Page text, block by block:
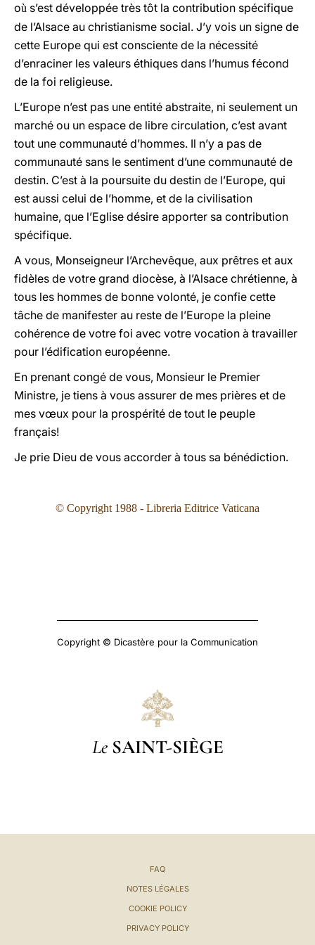
où s’est développée très tôt la contribution spécifique
de l’Alsace au christianisme social. J’y vois un signe de
cette Europe qui est consciente de la nécessité
d’enraciner les valeurs éthiques dans l’humus fécond
de la foi religieuse.
L’Europe n’est pas une entité abstraite, ni seulement un
marché ou un espace de libre circulation, c’est avant
tout une communauté d’hommes. Il n’y a pas de
communauté sans le sentiment d’une communauté de
destin. C’est à la poursuite du destin de l’Europe, qui
est aussi celui de l’homme, et de la civilisation
humaine, que l’Eglise désire apporter sa contribution
spécifique.
A vous, Monseigneur l’Archevêque, aux prêtres et aux
fidèles de votre grand diocèse, à l’Alsace chrétienne, à
tous les hommes de bonne volonté, je confie cette
tâche de manifester au reste de l’Europe la pleine
cohérence de votre foi avec votre vocation à travailler
pour l’édification européenne.
En prenant congé de vous, Monsieur le Premier
Ministre, je tiens à vous assurer de mes prières et de
mes vœux pour la prospérité de tout le peuple
français!
Je prie Dieu de vous accorder à tous sa bénédiction.
© Copyright 1988 - Libreria Editrice Vaticana
Copyright © Dicastère pour la Communication
Le SAINT-SIÈGE
FAQ
NOTES LÉGALES
COOKIE POLICY
PRIVACY POLICY